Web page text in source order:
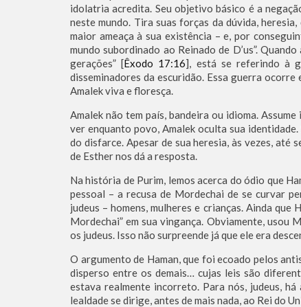
idolatria acredita. Seu objetivo básico é a
neste mundo. Tira suas forças da dúvida,
maior ameaça à sua existência – e, por
mundo subordinado ao Reinado de D’us”.
gerações” [Êxodo 17:16], está se referindo à
disseminadores da escuridão. Essa guerra
Amalek viva e floresça.
Amalek não tem país, bandeira ou idioma.
ver enquanto povo, Amalek oculta sua
do disfarce. Apesar de sua heresia, às vezes,
de Esther nos dá a resposta.
Na história de Purim, lemos acerca do ódio que
pessoal – a recusa de Mordechai de se curvar
judeus – homens, mulheres e crianças. Ainda
Mordechai” em sua vingança. Obviamente,
os judeus. Isso não surpreende já que ele era
O argumento de Haman, que foi ecoado pelos
disperso entre os demais… cujas leis são
estava realmente incorreto. Para nós, judeus, há
lealdade se dirige, antes de mais nada, ao Rei do